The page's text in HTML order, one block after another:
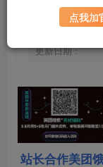
游戏评价：
游戏版本：
更新日期：
站长合作美团
点我加